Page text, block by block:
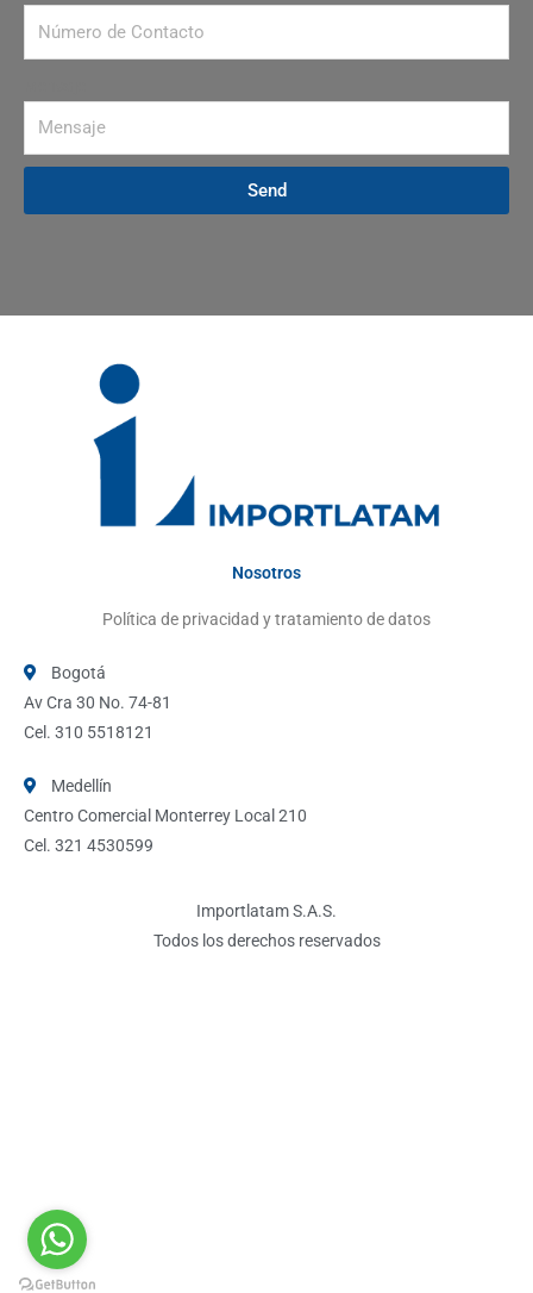
Send
Nosotros
Política de privacidad y tratamiento de datos
Bogotá
Av Cra 30 No. 74-81
Cel. 310 5518121
Medellín
Centro Comercial Monterrey Local 210
Cel. 321 4530599
Importlatam S.A.S.
Todos los derechos reservados